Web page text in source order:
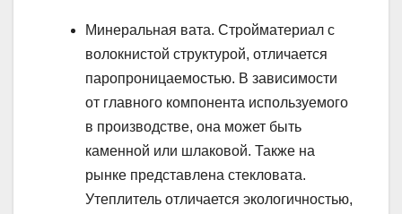
Минеральная вата. Стройматериал с
волокнистой структурой, отличается
паропроницаемостью. В зависимости
от главного компонента используемого
в производстве, она может быть
каменной или шлаковой. Также на
рынке представлена стекловата.
Утеплитель отличается экологичностью,